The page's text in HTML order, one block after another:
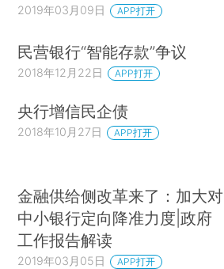
2019年03月09日 APP打开
民营银行“智能存款”争议
2018年12月22日 APP打开
央行增信民企债
2018年10月27日 APP打开
金融供给侧改革来了：加大对
中小银行定向降准力度|政府
工作报告解读
2019年03月05日 APP打开